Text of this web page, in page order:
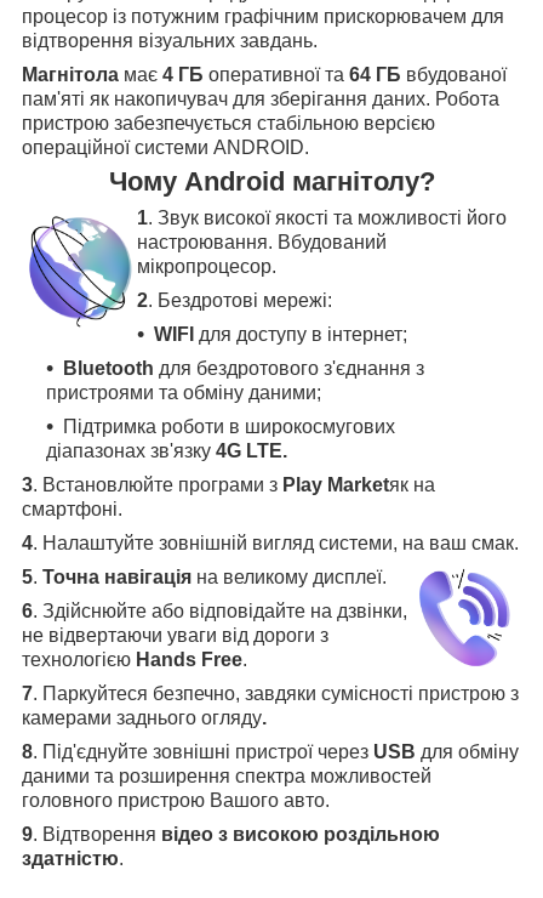
процесор із потужним графічним прискорювачем для
відтворення візуальних завдань.
Магнітола має 4 ГБ оперативної та 64 ГБ вбудованої
пам'яті як накопичувач для зберігання даних. Робота
пристрою забезпечується стабільною версією
операційної системи ANDROID.
Чому Android магнітолу?
1. Звук високої якості та можливості його
настроювання. Вбудований
мікропроцесор.
2. Бездротові мережі:
WIFI для доступу в інтернет;
Bluetooth для бездротового з'єднання з
пристроями та обміну даними;
Підтримка роботи в широкосмугових
діапазонах зв'язку 4G LTE.
3. Встановлюйте програми з Play Marketяк на
смартфоні.
4. Налаштуйте зовнішній вигляд системи, на ваш смак.
5. Точна навігація на великому дисплеї.
6. Здійснюйте або відповідайте на дзвінки,
не відвертаючи уваги від дороги з
технологією Hands Free.
7. Паркуйтеся безпечно, завдяки сумісності пристрою з
камерами заднього огляду.
8. Під'єднуйте зовнішні пристрої через USB для обміну
даними та розширення спектра можливостей
головного пристрою Вашого авто.
9. Відтворення відео з високою роздільною
здатністю.